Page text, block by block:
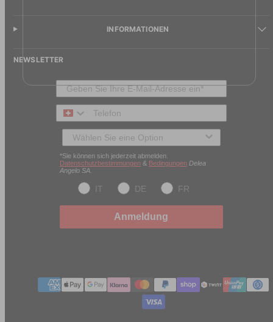
INFORMATIONEN
NEWSLETTER
Telefon
Typ des Kunden
*Sie können sich jederzeit abmelden.
Datenschutzbestimmungen& Bedingungen Delea
Angelo SA.
IT DE FR
Anmeldung
Zahlungmethoden